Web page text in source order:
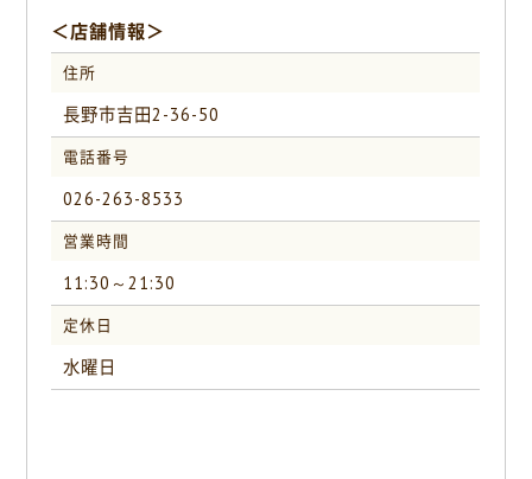
＜店舗情報＞
住所
長野市吉田2-36-50
電話番号
026-263-8533
営業時間
11:30～21:30
定休日
水曜日